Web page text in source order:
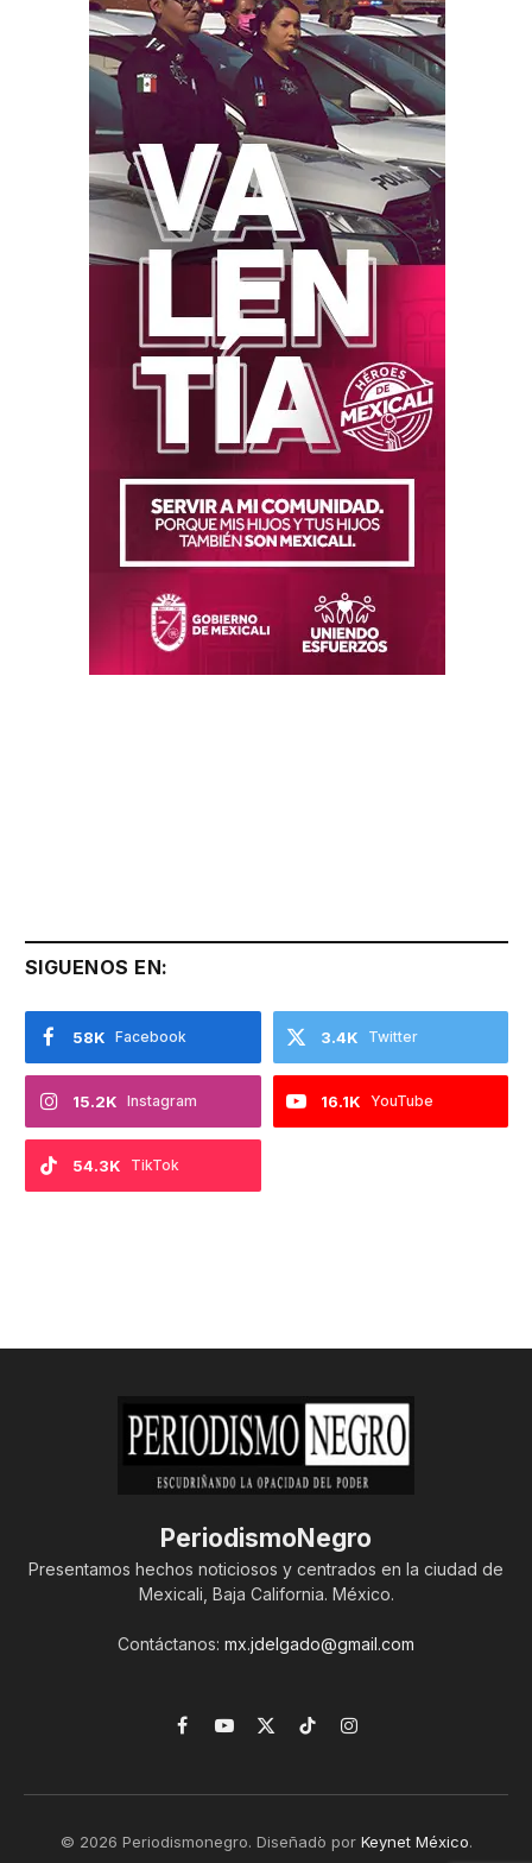
SIGUENOS EN:
Facebook
58K Twitter
3.4K
Instagram
15.2K YouTube
16.1K
TikTok
54.3K
PeriodismoNegro
Presentamos hechos noticiosos y centrados en la ciudad de
Mexicali, Baja California. México.
Contáctanos: mx.jdelgado@gmail.com
Facebook
YouTube
X
TikTokInstagram
© 2026 Periodismonegro. Diseñado por Keynet México.